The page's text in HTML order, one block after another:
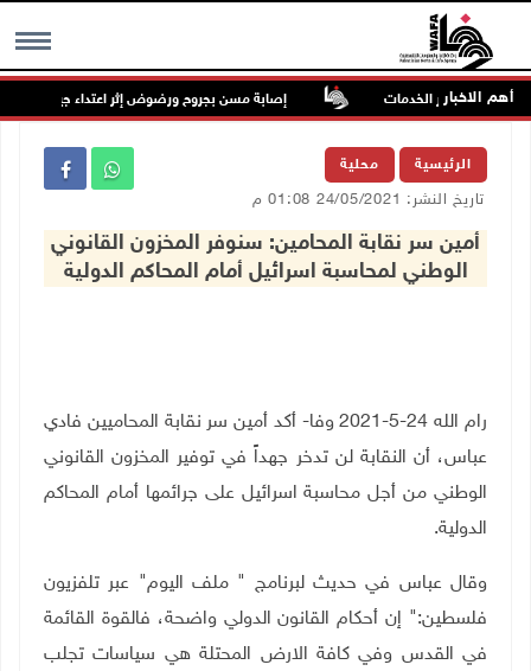
MENU أهم الاخبار
وتطوير الخدمات إصابة مسن بجروح ورضوض إثر اعتداء جيش الاحتلال
الرئيسية محلية
تاريخ النشر: 24/05/2021 01:08 م
أمين سر نقابة المحامين: سنوفر المخزون القانوني
الوطني لمحاسبة اسرائيل أمام المحاكم الدولية
رام الله 24-5-2021 وفا- أكد أمين سر نقابة المحاميين فادي
عباس، أن النقابة لن تدخر جهداً في توفير المخزون القانوني
الوطني من أجل محاسبة اسرائيل على جرائمها أمام المحاكم
الدولية.
وقال عباس في حديث لبرنامج " ملف اليوم" عبر تلفزيون
فلسطين:" إن أحكام القانون الدولي واضحة، فالقوة القائمة
في القدس وفي كافة الارض المحتلة هي سياسات تجلب